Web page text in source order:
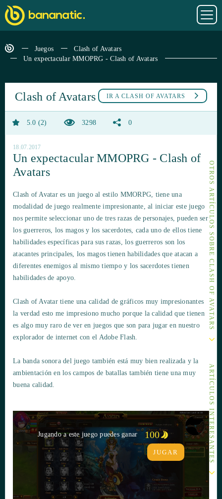
Juegos
Clash of Avatars
Un expectacular MMOPRG - Clash of Avatars
OTROS ARTÍCULOS SOBRE CLASH OF AVATARS
ARTÍCULOS INTERESANTES
IR A CLASH OF AVATARS
Clash of Avatars
5.0 2 3298 0
18.07.2017
Un expectacular MMOPRG - Clash of
Avatars
Clash of Avatar es un juego al estilo MMORPG, tiene una
modalidad de juego realmente impresionante, al iniciar este juego
nos permite seleccionar uno de tres razas de personajes, pueden ser
los guerreros, los magos y los sacerdotes, cada uno de ellos tiene
habilidades específicas para sus razas, los guerreros son los
atacantes principales, los magos tienen habilidades que atacan a
diferentes enemigos al mismo tiempo y los sacerdotes tienen
habilidades de apoyo.
Clash of Avatar tiene una calidad de gráficos muy impresionantes
la verdad esto me impresiono mucho porque la calidad que tienen
es algo muy raro de ver en juegos que son para jugar en nuestro
explorador de internet con el Adobe Flash.
La banda sonora del juego también está muy bien realizada y la
ambientación en los campos de batallas también tiene una muy
buena calidad.
Jugando a este juego puedes ganar 100
JUGAR